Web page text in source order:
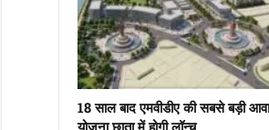
18 साल बाद एमवीडीए की सबसे बड़ी
योजना छाता में होगी लॉन्च